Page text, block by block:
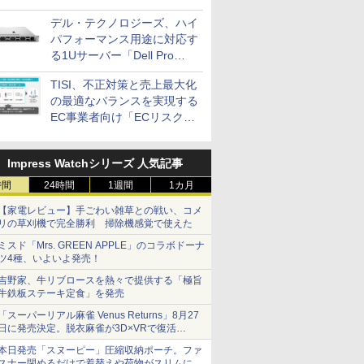
画を発表
デル・テクノロジーズ、ハイ
パフォーマンス用途に対応す
る1Uサーバー「Dell Pro
Precision 7 R1ラック」を発
売
TISI、不正対策と売上最大化
の最適なバランスを実現する
EC事業者向け「ECリスク対
Impress Watchシリーズ 人気記事
24時間 1週間 1カ月
家電レビュー】手ごわい雑草との戦い、コメ
の草刈機で完全勝利 掃除機感覚で使えた
スド「Mrs. GREEN APPLE」のコラボドーナ
4種、いよいよ発売！
野家、牛リブロースを熱々で提供する「極旨
鉄板ステーキ定食」を発売
スーパーリアル麻雀 Venus Returns」8月27
に発売決定。脱衣麻雀が3D×VRで復活
売から2週間は20%オフになるセールが実施
日発売「スヌーピー」圧縮収納ポーチ。ファ